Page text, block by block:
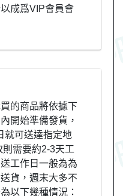
成爲VIP會員會
的商品將依據下
開始準備發貨，
就可送達指定地
需要約2-3天工
工作日一般為為
貨，週末大多不
以下幾種情況：